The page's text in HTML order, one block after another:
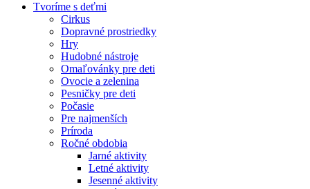
Tvoríme s deťmi
Cirkus
Dopravné prostriedky
Hry
Hudobné nástroje
Omaľovánky pre deti
Ovocie a zelenina
Pesničky pre deti
Počasie
Pre najmenších
Príroda
Ročné obdobia
Jarné aktivity
Letné aktivity
Jesenné aktivity